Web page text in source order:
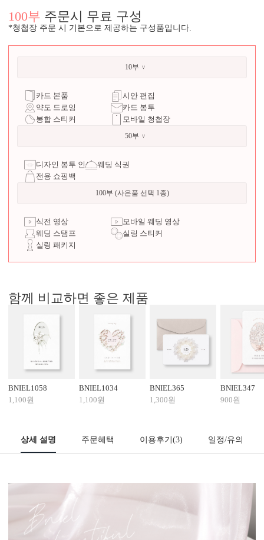
100부 주문시 무료 구성
*청첩장 주문 시 기본으로 제공하는 구성품입니다.
10부
카드 본품
시안 편집
약도 드로잉
카드 봉투
봉합 스티커
모바일 청첩장
50부
디자인 봉투 인쇄 웨딩 식권
전용 쇼핑백
100부 (사은품 선택 1종)
식전 영상
모바일 웨딩 영상
웨딩 스탬프
실링 스티커
실링 패키지
함께 비교하면 좋은 제품
BNIEL1058
1,100원
BNIEL1034
1,100원
BNIEL365
1,300원
BNIEL347
900원
상세 설명 주문혜택 이용후기(3) 일정/유의